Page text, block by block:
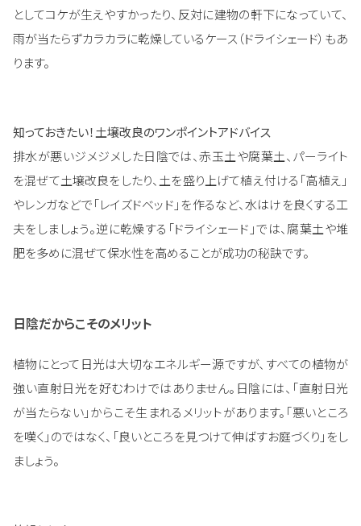
としてコケが生えやすかったり、反対に建物の軒下になっていて、
雨が当たらずカラカラに乾燥しているケース（ドライシェード）もあ
ります。
知っておきたい！土壌改良のワンポイントアドバイス
排水が悪いジメジメした日陰では、赤玉土や腐葉土、パーライト
を混ぜて土壌改良をしたり、土を盛り上げて植え付ける「高植え」
やレンガなどで「レイズドベッド」を作るなど、水はけを良くする工
夫をしましょう。逆に乾燥する「ドライシェード」では、腐葉土や堆
肥を多めに混ぜて保水性を高めることが成功の秘訣です。
日陰だからこそのメリット
植物にとって日光は大切なエネルギー源ですが、すべての植物が
強い直射日光を好むわけではありません。日陰には、「直射日光
が当たらない」からこそ生まれるメリットがあります。「悪いところ
を嘆く」のではなく、「良いところを見つけて伸ばすお庭づくり」をし
ましょう。